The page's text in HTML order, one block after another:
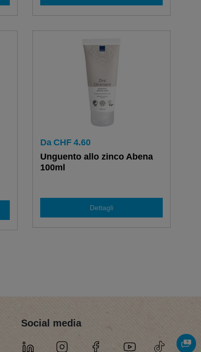
Da CHF 4.60
Unguento allo zinco Abena
100ml
Dettagli
Social media